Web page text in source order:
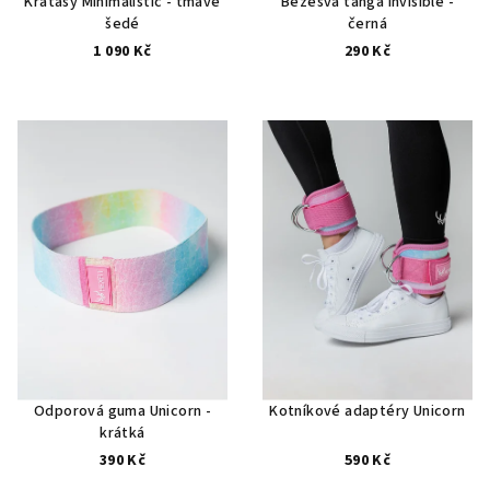
šedé
1 090 Kč
černá
290 Kč
Odporová guma Unicorn -
krátká
390 Kč
Kotníkové adaptéry Unicorn
590 Kč